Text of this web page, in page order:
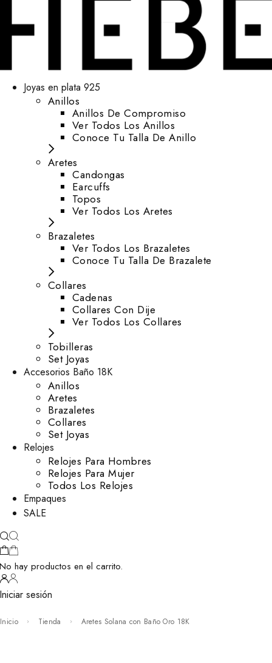
Joyas en plata 925
Anillos
Anillos De Compromiso
Ver Todos Los Anillos
Conoce Tu Talla De Anillo
Aretes
⁠Candongas
Earcuffs
Topos
Ver Todos Los Aretes
Brazaletes
Ver Todos Los Brazaletes
Conoce Tu Talla De Brazalete
Collares
Cadenas
Collares Con Dije
Ver Todos Los Collares
Tobilleras
Set Joyas
Accesorios Baño 18K
Anillos
Aretes
Brazaletes
Collares
Set Joyas
Relojes
Relojes Para Hombres
Relojes Para Mujer
Todos Los Relojes
Empaques
SALE
hay productos en el carrito.
sesión
Inicio Tienda Aretes Solana con Baño Oro 18K